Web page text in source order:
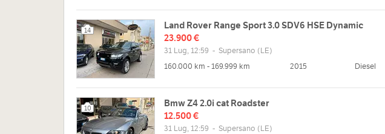
Sito web
http://www.autoromano.com
Gio
08:30 - 13:00 | 15:30 - 19:30
08:30 - 13:00 | 15:30 - 19:30
Sab
08:30 - 13:00 | 16:30 - 19:00
14
Land Rover Range Sport 3.0 SDV6 HSE Dynamic
23.900 €
31 Lug, 12:59 - Supersano (LE)
160.000 km - 169.999 km
2015 Diesel
10
Bmw Z4 2.0i cat Roadster
12.500 €
31 Lug, 12:59 - Supersano (LE)